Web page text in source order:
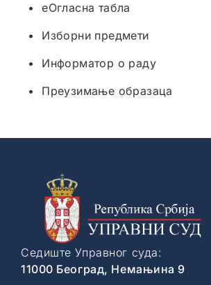
• еОгласна табла
• Изборни предмети
• Информатор о раду
• Преузимање образаца
Седиште Управног суда:
11000 Београд, Немањина 9